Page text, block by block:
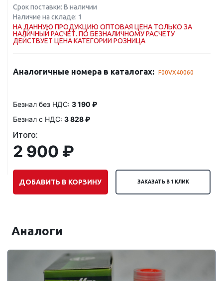
Срок поставки: В наличии
Наличие на складе: 1
НА ДАННУЮ ПРОДУКЦИЮ ОПТОВАЯ ЦЕНА ТОЛЬКО ЗА
НАЛИЧНЫЙ РАСЧЕТ. ПО БЕЗНАЛИЧНОМУ РАСЧЕТУ
ДЕЙСТВУЕТ ЦЕНА КАТЕГОРИИ РОЗНИЦА
Аналогичные номера в каталогах: F00VX40060
Безнал без НДС: 3 190 ₽
Безнал с НДС: 3 828 ₽
Итого:
2 900 ₽
ДОБАВИТЬ В КОРЗИНУ ЗАКАЗАТЬ В 1 КЛИК
Аналоги